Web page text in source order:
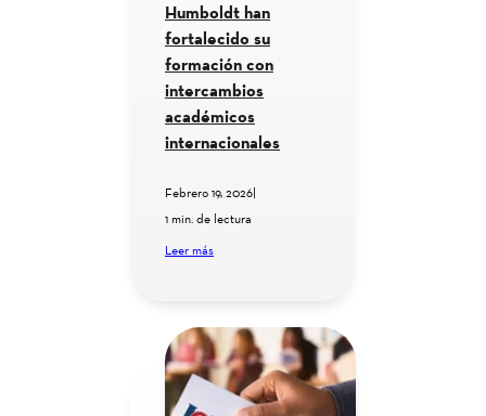
Humboldt han
fortalecido su
formación con
intercambios
académicos
internacionales
Febrero 19, 2026
1 min. de lectura
Leer más